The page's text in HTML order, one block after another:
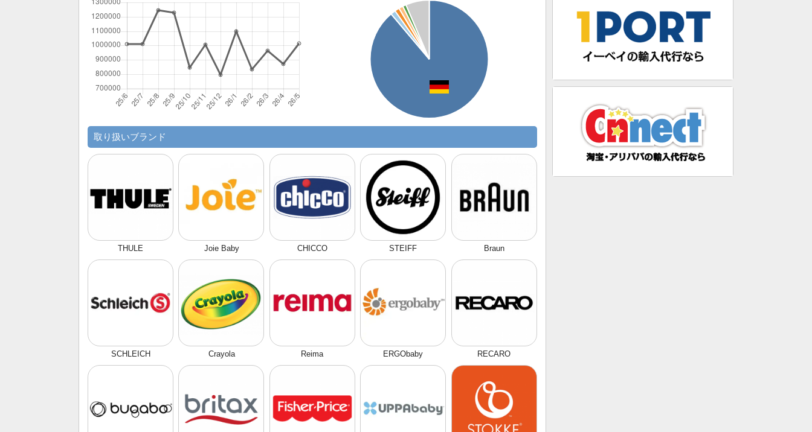
取り扱いブランド
THULE Joie Baby CHICCO STEIFF Braun
SCHLEICH Crayola Reima ERGObaby RECARO